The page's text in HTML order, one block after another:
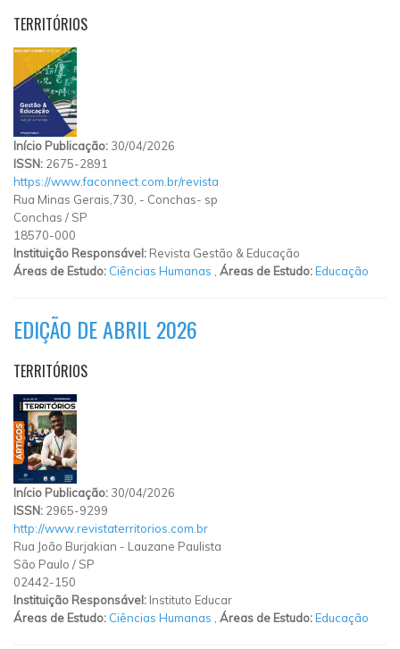
TERRITÓRIOS
Início Publicação: 30/04/2026
ISSN: 2675-2891
https://www.faconnect.com.br/revista
Rua Minas Gerais,730, - Conchas- sp
Conchas / SP
18570-000
Instituição Responsável: Revista Gestão & Educação
Áreas de Estudo: Ciências Humanas Áreas de Estudo:Educação
EDIÇÃO DE ABRIL 2026
TERRITÓRIOS
Início Publicação: 30/04/2026
ISSN: 2965-9299
http://www.revistaterritorios.com.br
Rua João Burjakian - Lauzane Paulista
São Paulo / SP
02442-150
Instituição Responsável: Instituto Educar
Áreas de Estudo: Ciências Humanas Áreas de Estudo:Educação